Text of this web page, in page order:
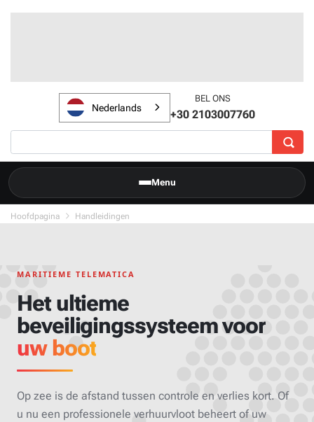
Nederlands
BEL ONS
+30 2103007760
Menu
Hoofdpagina Handleidingen
MARITIEME TELEMATICA
Het ultieme
beveiligingssysteem voor
uw boot
Op zee is de afstand tussen controle en verlies kort. Of
u nu een professionele verhuurvloot beheert of uw